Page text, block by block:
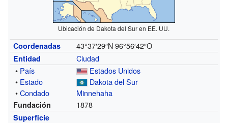
Ubicación de Dakota del Sur en EE. UU.
Coordenadas 43°37′29″N 96°56′42″O
Entidad
Ciudad
• País
Estados Unidos
• Estado
Dakota del Sur
•Condado Minnehaha
Fundación 1878
Superficie